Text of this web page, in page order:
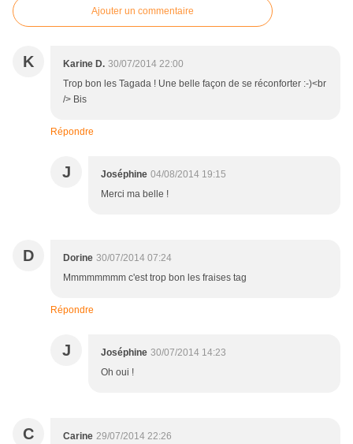
Ajouter un commentaire
K Karine D. 30/07/2014 22:00
Trop bon les Tagada ! Une belle façon de se réconforter :-)<br
/> Bis
Répondre
J Joséphine 04/08/2014 19:15
Merci ma belle !
D Dorine 30/07/2014 07:24
Mmmmmmmm c'est trop bon les fraises tag
Répondre
J Joséphine 30/07/2014 14:23
Oh oui !
C Carine 29/07/2014 22:26